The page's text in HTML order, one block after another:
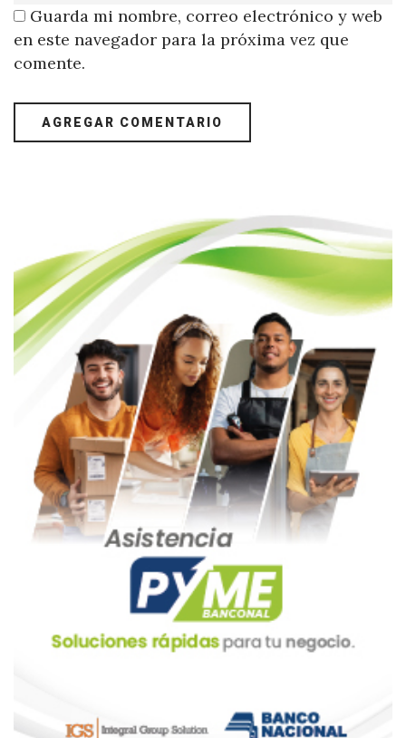
Guarda mi nombre, correo electrónico y web
en este navegador para la próxima vez que
comente.